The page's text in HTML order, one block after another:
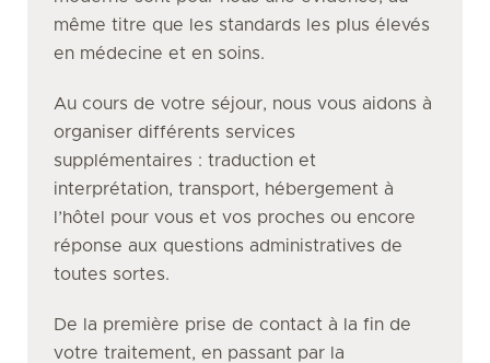
même titre que les standards les plus élevés
en médecine et en soins.
Au cours de votre séjour, nous vous aidons à
organiser différents services
supplémentaires : traduction et
interprétation, transport, hébergement à
l’hôtel pour vous et vos proches ou encore
réponse aux questions administratives de
toutes sortes.
De la première prise de contact à la fin de
votre traitement, en passant par la